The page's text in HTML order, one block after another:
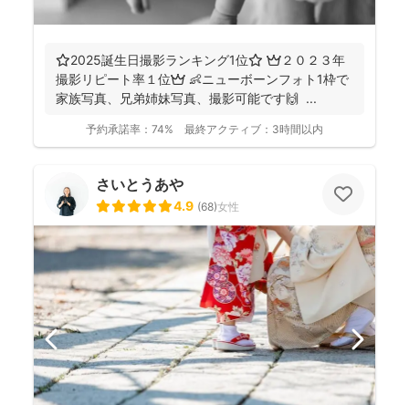
⭐️2025誕生日撮影ランキング1位⭐️ 👑２０２３年
撮影リピート率１位👑 👶ニューボーンフォト1枠で
家族写真、兄弟姉妹写真、撮影可能です🙌 ...
予約承諾率： 74% 最終アクティブ： 3時間以内
さいとうあや
4.9 (68)女性